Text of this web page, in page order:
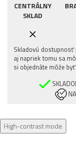
CENTRÁLNY
SKLAD
Skladovú dostupnosť
aj napriek tomu sa
si objednáte môže
High-contrast mode